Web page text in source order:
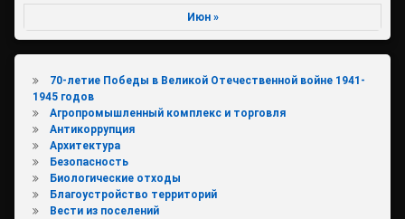
Июн »
70-летие Победы в Великой Отечественной войне 1941-
1945 годов
Агропромышленный комплекс и торговля
Антикоррупция
Архитектура
Безопасность
Биологические отходы
Благоустройство территорий
Вести из поселений